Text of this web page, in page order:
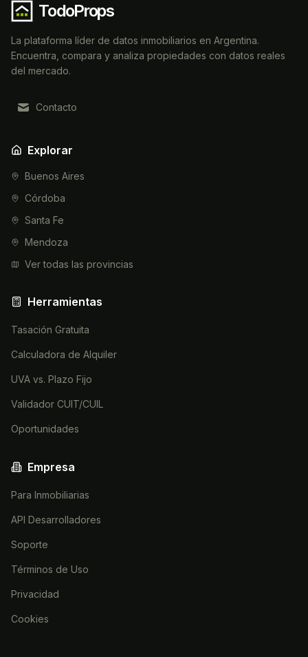
TodoProps
La plataforma líder de datos inmobiliarios en Argentina.
Encuentra, compara y analiza propiedades con datos reales
del mercado.
Contacto
Explorar
Buenos Aires
Córdoba
Santa Fe
Mendoza
Ver todas las provincias
Herramientas
Tasación Gratuita
Calculadora de Alquiler
UVA vs. Plazo Fijo
Validador CUIT/CUIL
Oportunidades
Empresa
Para Inmobiliarias
API Desarrolladores
Soporte
Términos de Uso
Privacidad
Cookies